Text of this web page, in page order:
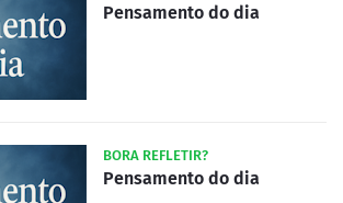
Pensamento do dia
BORA REFLETIR?
Pensamento do dia